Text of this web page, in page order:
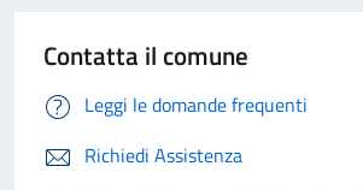
Contatta il comune
Leggi le domande frequenti
Richiedi Assistenza